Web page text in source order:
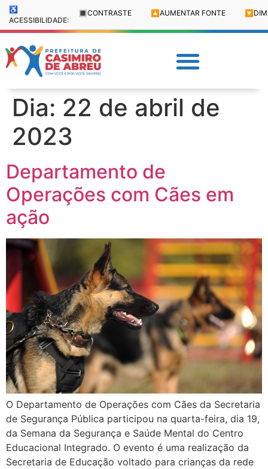
♿
ACESSIBILIDADE:
🔳 CONTRASTE 🔼 AUMENTAR FONTE 🔽
Dia: 22 de abril de
2023
Departamento de
Operações com Cães em
ação
O Departamento de Operações com Cães da Secretaria
de Segurança Pública participou na quarta-feira, dia 19,
da Semana da Segurança e Saúde Mental do Centro
Educacional Integrado. O evento é uma realização da
Secretaria de Educação voltado para crianças da rede